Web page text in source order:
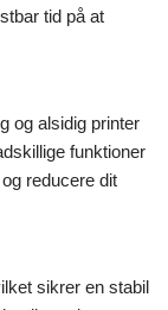
tid på at
og alsidig printer
funktioner
reducere dit
sikrer en stabil